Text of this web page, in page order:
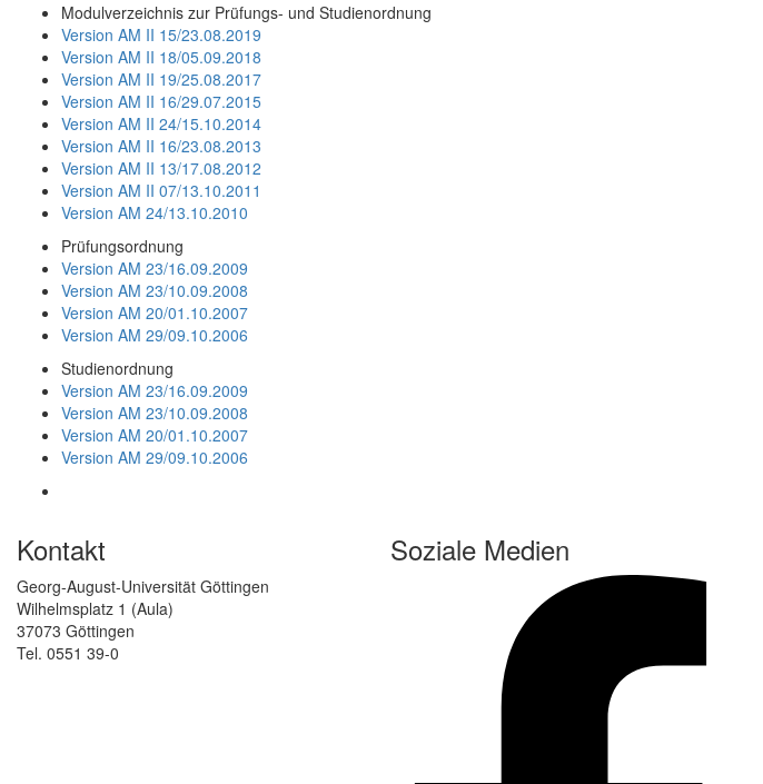
Modulverzeichnis zur Prüfungs- und Studienordnung
Version AM II 15/23.08.2019
Version AM II 18/05.09.2018
Version AM II 19/25.08.2017
Version AM II 16/29.07.2015
Version AM II 24/15.10.2014
Version AM II 16/23.08.2013
Version AM II 13/17.08.2012
Version AM II 07/13.10.2011
Version AM 24/13.10.2010
Prüfungsordnung
Version AM 23/16.09.2009
Version AM 23/10.09.2008
Version AM 20/01.10.2007
Version AM 29/09.10.2006
Studienordnung
Version AM 23/16.09.2009
Version AM 23/10.09.2008
Version AM 20/01.10.2007
Version AM 29/09.10.2006
Kontakt
Georg-August-Universität Göttingen
Wilhelmsplatz 1 (Aula)
37073 Göttingen
Tel. 0551 39-0
Soziale Medien